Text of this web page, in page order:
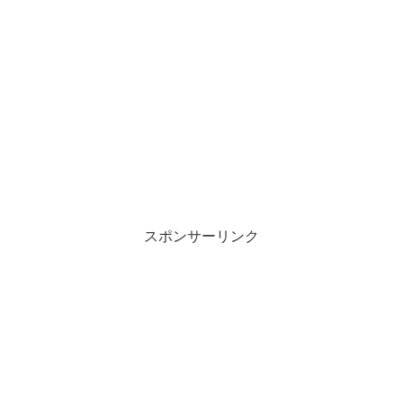
スポンサーリンク